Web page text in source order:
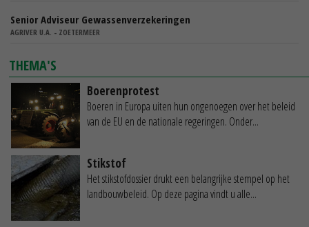
Senior Adviseur Gewassenverzekeringen
AGRIVER U.A. - ZOETERMEER
THEMA'S
Boerenprotest
Boeren in Europa uiten hun ongenoegen over het beleid
van de EU en de nationale regeringen. Onder...
Stikstof
Het stikstofdossier drukt een belangrijke stempel op het
landbouwbeleid. Op deze pagina vindt u alle...